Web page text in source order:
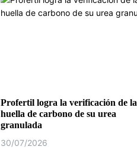
Profertil logra la verificación de la
huella de carbono de su urea
granulada
30/07/2026